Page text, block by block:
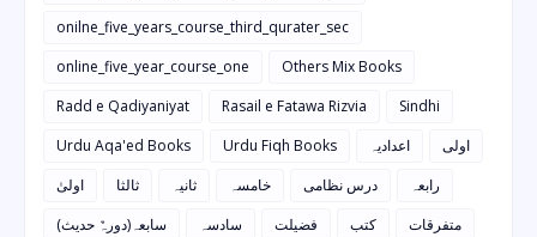
onilne_five_years_course_third_qurater_sec
online_five_year_course_one
Others Mix Books
Radd e Qadiyaniyat
Rasail e Fatawa Rizvia
Sindhi
Urdu Aqa'ed Books
Urdu Fiqh Books اعدادیہ
اولی
اولیٰ
ثالثا ثانیہ خامسہ درس نظامی
رابعہ
سابعہ(دورہٌ حدیث)
سادسہ فضیلت کتب
متفرقات